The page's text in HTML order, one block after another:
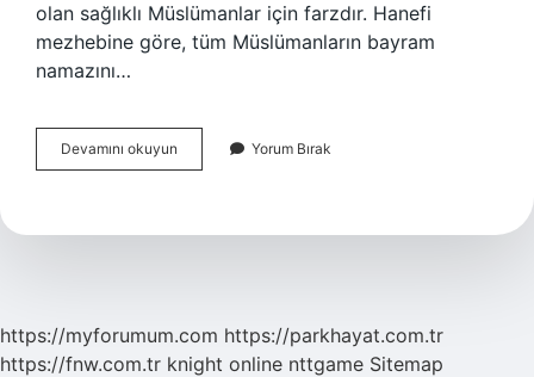
olan sağlıklı Müslümanlar için farzdır. Hanefi
mezhebine göre, tüm Müslümanların bayram
namazını…
Devamını okuyun Islamiyette
Bayram
Mı
Yorum Bırak
https://myforumum.com https://parkhayat.com.tr
https://fnw.com.tr knight online nttgame Sitemap